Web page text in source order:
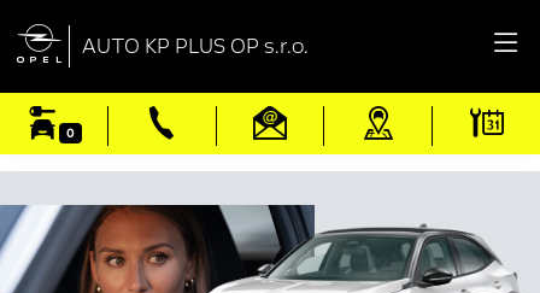
 AUTO KP PLUS OP s.r.o.
0